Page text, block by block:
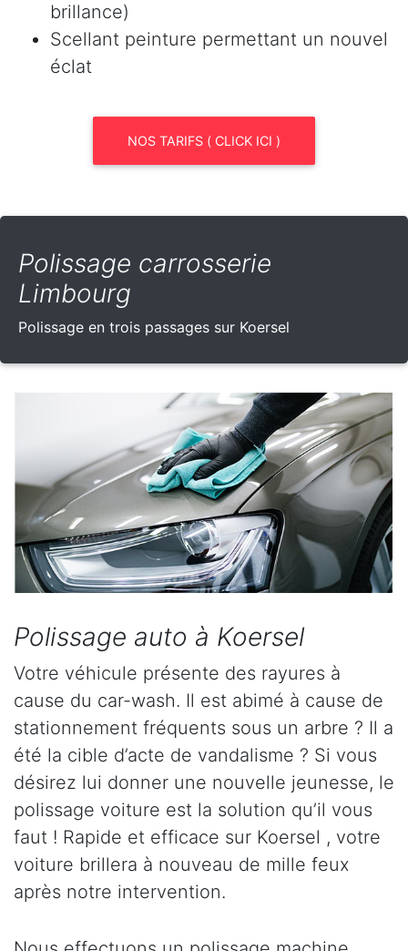
brillance)
Scellant peinture permettant un nouvel
éclat
NOS TARIFS ( CLICK ICI )
Polissage carrosserie
Limbourg
Polissage en trois passages sur Koersel
Polissage auto à Koersel
Votre véhicule présente des rayures à
cause du car-wash. Il est abimé à cause de
stationnement fréquents sous un arbre ? Il a
été la cible d’acte de vandalisme ? Si vous
désirez lui donner une nouvelle jeunesse, le
polissage voiture est la solution qu’il vous
faut ! Rapide et efficace sur Koersel , votre
voiture brillera à nouveau de mille feux
après notre intervention.